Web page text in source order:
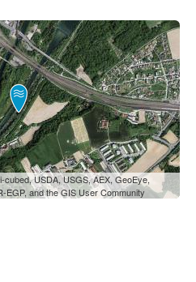
USDA, USGS, AEX, GeoEye,
EGP, and the GIS User Community